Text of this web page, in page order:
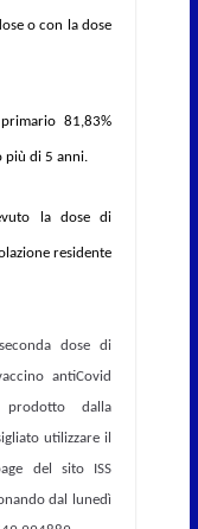
o con la dose
81,83%
più di 5 anni.
la dose di
residente
dose di
antiCovid
prodotto dalla
utilizzare il
del sito ISS
dal lunedì